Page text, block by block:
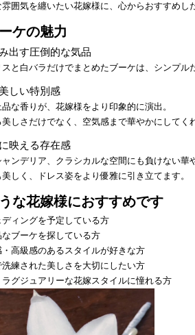
雰囲気を纏いたい花嫁様に、心からおすすめ
ケの魅力
出す圧倒的な気品
と白バラだけでまとめたブーケは、シンプル
しい特別感
な香りが、花嫁様をより印象的に演出。
しさだけでなく、空気感まで華やかにしてく
映える存在感
ンデリア、クラシカルな空間にも負けない華
しく、ドレス姿をより優雅に引き立てます。
な花嫁様におすすめです
ィングを予定している方
ブーケを探している方
・高級感のあるスタイルが好きな方
洗練された美しさを大切にしたい方
グジュアリーな花嫁スタイルに憧れる方